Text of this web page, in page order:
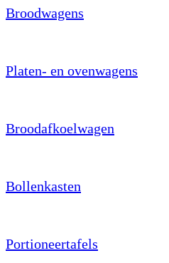
Broodwagens
Platen- en ovenwagens
Broodafkoelwagen
Bollenkasten
Portioneertafels